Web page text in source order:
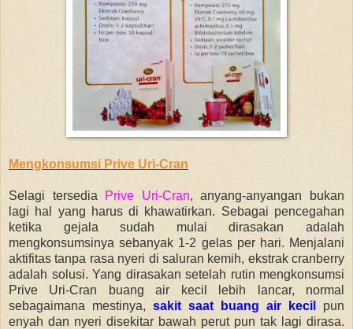
Mengkonsumsi Prive Uri-Cran
Selagi tersedia Prive Uri-Cran, anyang-anyangan bukan
lagi hal yang harus di khawatirkan. Sebagai pencegahan
ketika gejala sudah mulai dirasakan adalah
mengkonsumsinya sebanyak 1-2 gelas per hari. Menjalani
aktifitas tanpa rasa nyeri di saluran kemih, ekstrak cranberry
adalah solusi. Yang dirasakan setelah rutin mengkonsumsi
Prive Uri-Cran buang air kecil lebih lancar, normal
sebagaimana mestinya, sakit saat buang air kecil
pun
enyah dan nyeri disekitar bawah perut pun tak lagi dirasa.